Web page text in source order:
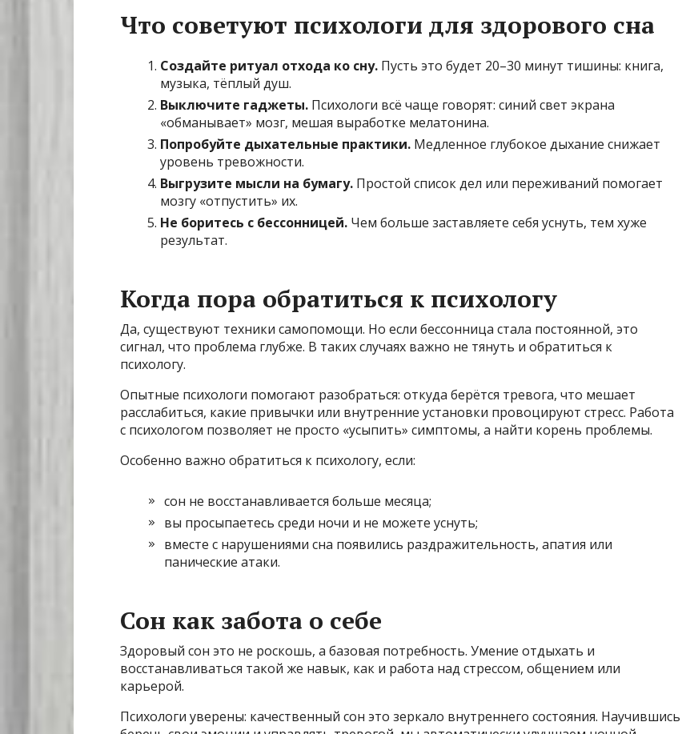
Что советуют психологи для здорового сна
Создайте ритуал отхода ко сну. Пусть это будет 20–30 минут тишины: книга,
музыка, тёплый душ.
Выключите гаджеты. Психологи всё чаще говорят: синий свет экрана
«обманывает» мозг, мешая выработке мелатонина.
Попробуйте дыхательные практики. Медленное глубокое дыхание снижает
уровень тревожности.
Выгрузите мысли на бумагу. Простой список дел или переживаний помогает
мозгу «отпустить» их.
Не боритесь с бессонницей. Чем больше заставляете себя уснуть, тем хуже
результат.
Когда пора обратиться к психологу
Да, существуют техники самопомощи. Но если бессонница стала постоянной, это
сигнал, что проблема глубже. В таких случаях важно не тянуть и обратиться к
психологу.
Опытные психологи помогают разобраться: откуда берётся тревога, что мешает
расслабиться, какие привычки или внутренние установки провоцируют стресс. Работа
с психологом позволяет не просто «усыпить» симптомы, а найти корень проблемы.
Особенно важно обратиться к психологу, если:
сон не восстанавливается больше месяца;
вы просыпаетесь среди ночи и не можете уснуть;
вместе с нарушениями сна появились раздражительность, апатия или
панические атаки.
Сон как забота о себе
Здоровый сон это не роскошь, а базовая потребность. Умение отдыхать и
восстанавливаться такой же навык, как и работа над стрессом, общением или
карьерой.
Психологи уверены: качественный сон это зеркало внутреннего состояния. Научившись